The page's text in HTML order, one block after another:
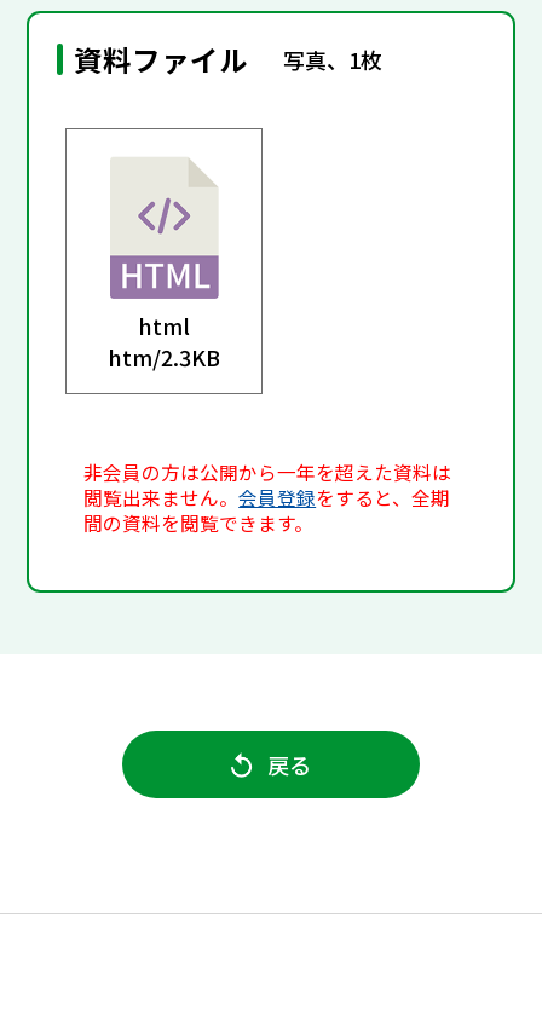
資料ファイル 写真、1枚
html
htm/2.3KB
非会員の方は公開から一年を超えた資料は
閲覧出来ません。会員登録をすると、全期
間の資料を閲覧できます。
戻る